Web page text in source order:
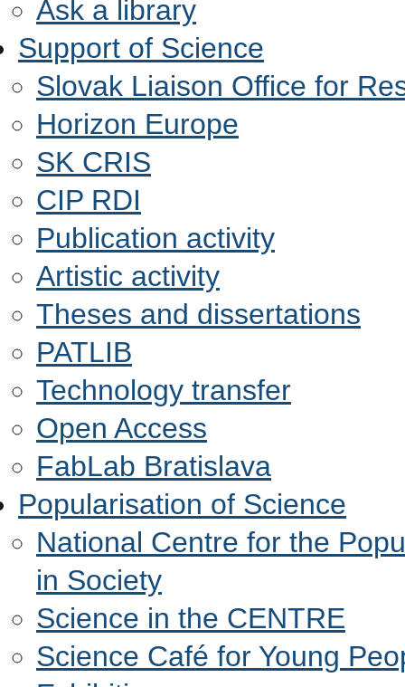
Ask a library
Support of Science
Slovak Liaison Office for
Horizon Europe
SK CRIS
CIP RDI
Publication activity
Artistic activity
Theses and dissertations
PATLIB
Technology transfer
Open Access
FabLab Bratislava
Popularisation of Science
National Centre for the
in Society
Science in the CENTRE
Science Café for Young